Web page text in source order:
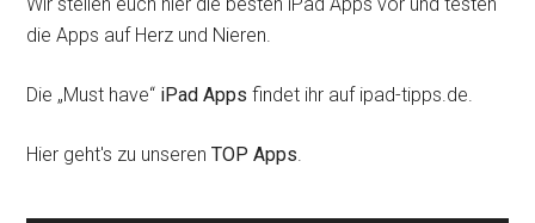
die Apps auf Herz und Nieren.
Die „Must have“ iPad Apps findet ihr auf ipad-tipps.de.
Hier geht's zu unserenTOP Apps.